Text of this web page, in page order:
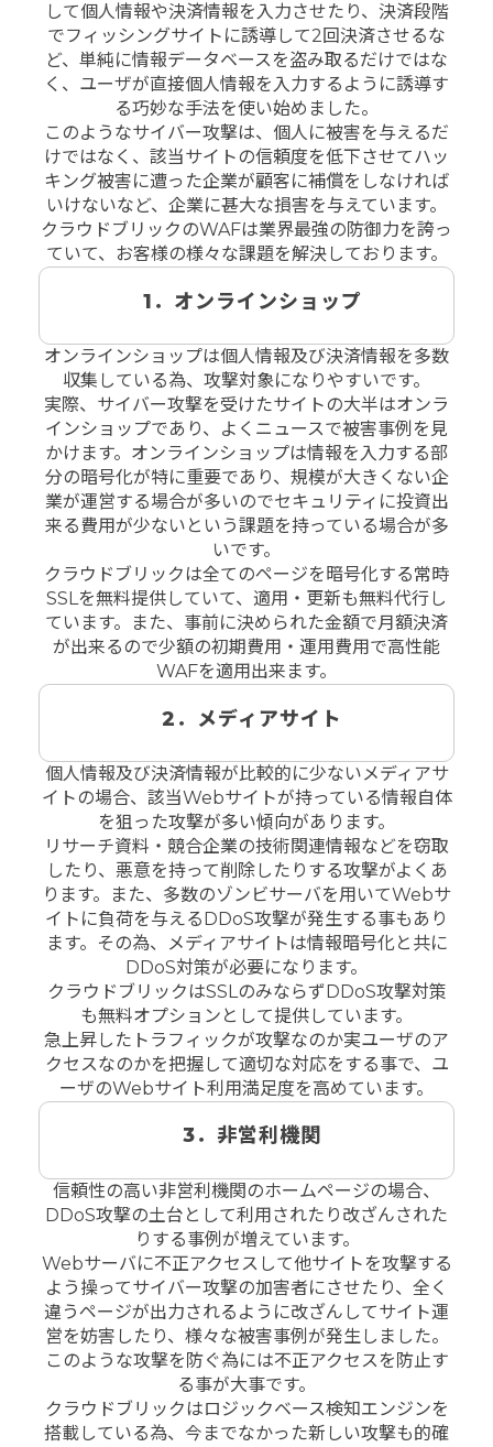
して個人情報や決済情報を入力させたり、決済段階
でフィッシングサイトに誘導して2回決済させるな
ど、単純に情報データベースを盗み取るだけではな
く、ユーザが直接個人情報を入力するように誘導す
る巧妙な手法を使い始めました。
このようなサイバー攻撃は、個人に被害を与えるだ
けではなく、該当サイトの信頼度を低下させてハッ
キング被害に遭った企業が顧客に補償をしなければ
いけないなど、企業に甚大な損害を与えています。
クラウドブリックのWAFは業界最強の防御力を誇っ
ていて、お客様の様々な課題を解決しております。
1．オンラインショップ
オンラインショップは個人情報及び決済情報を多数
収集している為、攻撃対象になりやすいです。
実際、サイバー攻撃を受けたサイトの大半はオンラ
インショップであり、よくニュースで被害事例を見
かけます。オンラインショップは情報を入力する部
分の暗号化が特に重要であり、規模が大きくない企
業が運営する場合が多いのでセキュリティに投資出
来る費用が少ないという課題を持っている場合が多
いです。
クラウドブリックは全てのページを暗号化する常時
SSLを無料提供していて、適用・更新も無料代行し
ています。また、事前に決められた金額で月額決済
が出来るので少額の初期費用・運用費用で高性能
WAFを適用出来ます。
2．メディアサイト
個人情報及び決済情報が比較的に少ないメディアサ
イトの場合、該当Webサイトが持っている情報自体
を狙った攻撃が多い傾向があります。
リサーチ資料・競合企業の技術関連情報などを窃取
したり、悪意を持って削除したりする攻撃がよくあ
ります。また、多数のゾンビサーバを用いてWebサ
イトに負荷を与えるDDoS攻撃が発生する事もあり
ます。その為、メディアサイトは情報暗号化と共に
DDoS対策が必要になります。
クラウドブリックはSSLのみならずDDoS攻撃対策
も無料オプションとして提供しています。
急上昇したトラフィックが攻撃なのか実ユーザのア
クセスなのかを把握して適切な対応をする事で、ユ
ーザのWebサイト利用満足度を高めています。
3．非営利機関
信頼性の高い非営利機関のホームページの場合、
DDoS攻撃の土台として利用されたり改ざんされた
りする事例が増えています。
Webサーバに不正アクセスして他サイトを攻撃する
よう操ってサイバー攻撃の加害者にさせたり、全く
違うページが出力されるように改ざんしてサイト運
営を妨害したり、様々な被害事例が発生しました。
このような攻撃を防ぐ為には不正アクセスを防止す
る事が大事です。
クラウドブリックはロジックベース検知エンジンを
搭載している為、今までなかった新しい攻撃も的確